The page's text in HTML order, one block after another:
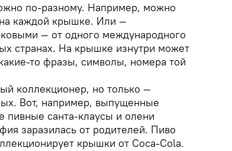
по-разному. Например, можно
на каждой крышке. Или —
— от одного международного
странах. На крышке изнутри может
то фразы, символы, номера той
коллекционер, но только —
Вот, например, выпущенные
пивные санта-клаусы и олени
заразилась от родителей. Пиво
крышки от Coca-Cola.